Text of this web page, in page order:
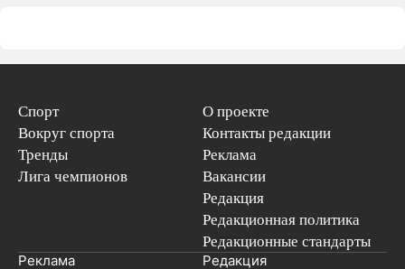
Спорт
Вокруг спорта
Тренды
Лига чемпионов
О проекте
Контакты редакции
Реклама
Вакансии
Редакция
Редакционная политика
Редакционные стандарты
Реклама Редакция